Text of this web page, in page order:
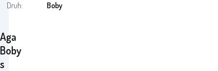
Aga
Boby
s
Druh:
Boby